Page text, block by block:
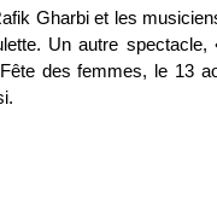
Gharbi et les
Un autre spectacle,
des femmes, le 13